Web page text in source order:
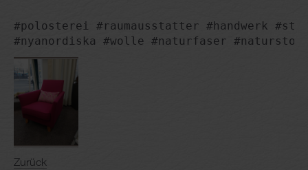
#polosterei #raumausstatter #handwerk
#nyanordiska #wolle #naturfaser
Zurück